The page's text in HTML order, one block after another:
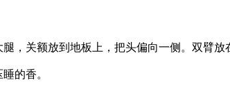
关额放到地板上，把头偏向一侧。双臂放
的香。